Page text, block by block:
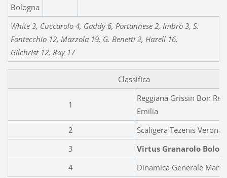
Bologna
White 3, Cuccarolo 4, Gaddy 6, Portannese 2, Imbrò 3, S.
Fontecchio 12, Mazzola 19, G. Benetti 2, Hazell 16,
Gilchrist 12, Ray 17
Classifica
1
Reggiana Grissin Bon
Emilia
2
Scaligera Tezenis Verona
3
Virtus Granarolo
4
Dinamica Generale